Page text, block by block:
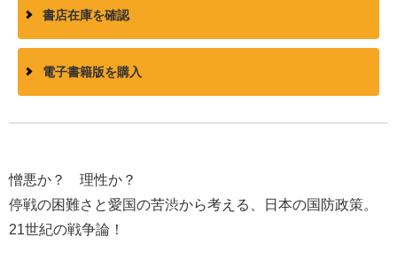
書店在庫を確認
電子書籍版を購入
憎悪か？ 理性か？
停戦の困難さと愛国の苦渋から考える、日本の国防政策。
21世紀の戦争論！